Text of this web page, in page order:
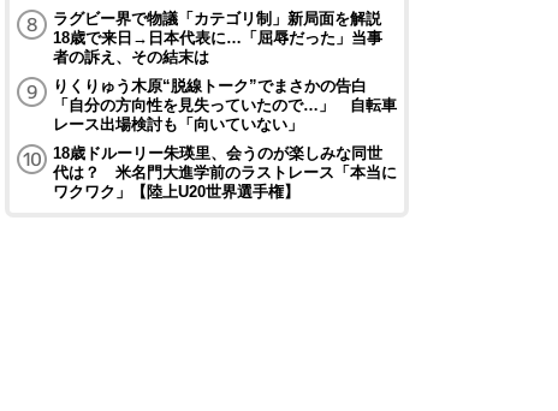
ラグビー界で物議「カテゴリ制」新局面を解説
18歳で来日→日本代表に…「屈辱だった」当事
者の訴え、その結末は
りくりゅう木原“脱線トーク”でまさかの告白
「自分の方向性を見失っていたので…」 自転車
レース出場検討も「向いていない」
18歳ドルーリー朱瑛里、会うのが楽しみな同世
代は？ 米名門大進学前のラストレース「本当に
ワクワク」【陸上U20世界選手権】